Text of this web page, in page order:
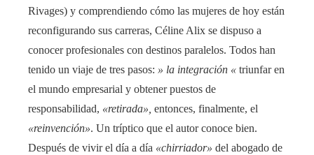
Rivages) y comprendiendo cómo las mujeres de hoy están
reconfigurando sus carreras, Céline Alix se dispuso a
conocer profesionales con destinos paralelos. Todos han
tenido un viaje de tres pasos: » la integración « triunfar en
el mundo empresarial y obtener puestos de
responsabilidad, «retirada», entonces, finalmente, el
«reinvención». Un tríptico que el autor conoce bien.
Después de vivir el día a día «chirriador» del abogado de